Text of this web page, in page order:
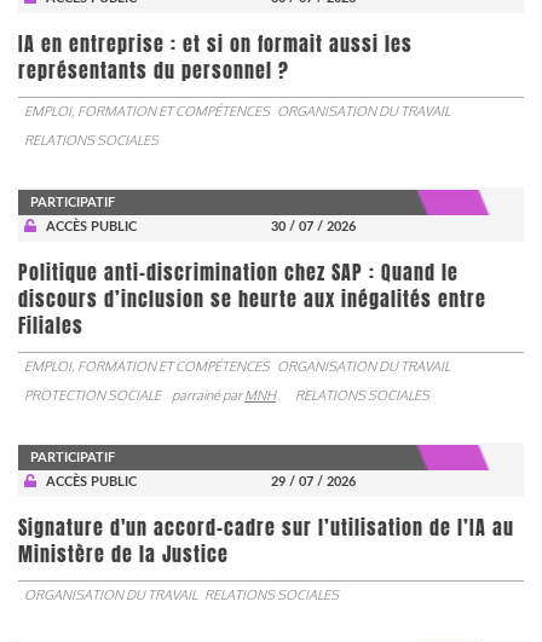
IA en entreprise : et si on formait aussi les
représentants du personnel ?
EMPLOI, FORMATION ET COMPÉTENCES ORGANISATION DU TRAVAIL
RELATIONS SOCIALES
PARTICIPATIF
ACCÈS PUBLIC
30 / 07 / 2026
Politique anti-discrimination chez SAP : Quand le
discours d’inclusion se heurte aux inégalités entre
Filiales
EMPLOI, FORMATION ET COMPÉTENCES ORGANISATION DU TRAVAIL
PROTECTION SOCIALE
parrainé parMNH RELATIONS SOCIALES
PARTICIPATIF
ACCÈS PUBLIC
29 / 07 / 2026
Signature d'un accord-cadre sur l’utilisation de l’IA au
Ministère de la Justice
ORGANISATION DU TRAVAIL RELATIONS SOCIALES